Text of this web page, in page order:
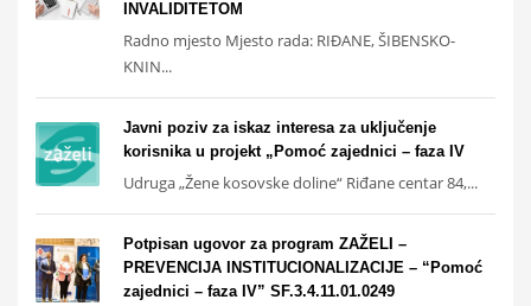
INVALIDITETOM
Radno mjesto Mjesto rada: RIĐANE, ŠIBENSKO-
KNIN...
Javni poziv za iskaz interesa za uključenje
korisnika u projekt „Pomoć zajednici – faza IV
Udruga „Žene kosovske doline“ Riđane centar 84,...
Potpisan ugovor za program ZAŽELI –
PREVENCIJA INSTITUCIONALIZACIJE – “Pomoć
zajednici – faza IV” SF.3.4.11.01.0249